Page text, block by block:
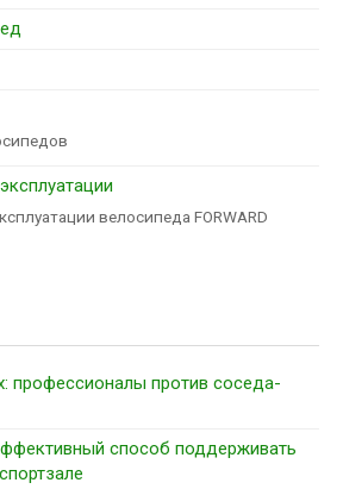
велосипеда FORWARD
профессионалы против соседа-
способ поддерживать